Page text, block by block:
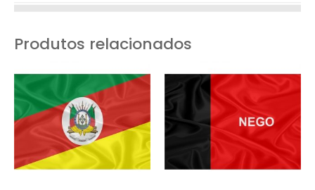
Produtos relacionados